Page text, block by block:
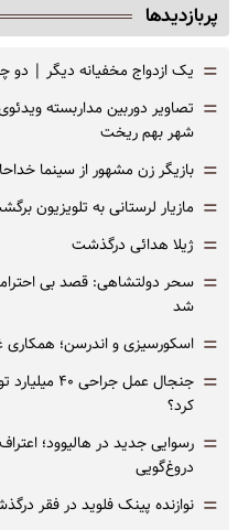
پربازدیدها
= یک ازدواج مخفیانه دیگر | دو
= تصاویر دوربین مداربسته
شهر بهم ریخت
= بازیگر زن مشهور از سینما
= مازیار لرستانی به تلویزیون
= ژیلا هدائی درگذشت
= سحر دولتشاهی: قصد بی
شد
= اسکورسیزی و اندرسن؛ همکاری
=
جنجال عمل
کرد؟
= رسوایی جدید در هالیوود؛
دروغ‌گویی
= نوازنده پینک فلوید در فقر